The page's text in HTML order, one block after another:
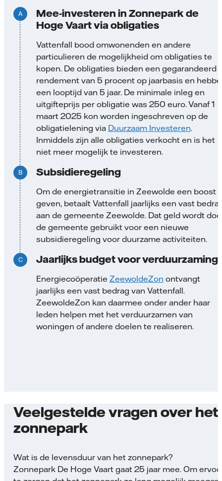
Mee-investeren in Zonnepark de
Hoge Vaart via obligaties
Vattenfall bood omwonenden en andere
particulieren de mogelijkheid om obligaties te
kopen. De obligaties bieden een gegarandeerd
rendement van 5 procent op jaarbasis en
een looptijd van 5 jaar. De minimale inleg en
uitgifteprijs per obligatie was 250 euro. Vanaf 1
maart 2025 kon worden ingeschreven op de
obligatielening via Duurzaam Investeren.
Inmiddels zijn alle obligaties verkocht en is het
niet meer mogelijk te investeren.
Subsidieregeling
Om de energietransitie in Zeewolde een boost
geven, betaalt Vattenfall jaarlijks een vast
aan de gemeente Zeewolde. Dat geld wordt
de gemeente gebruikt voor een nieuwe
subsidieregeling voor duurzame activiteiten.
Jaarlijks budget voor verduurzaming
Energiecoöperatie ZeewoldeZon ontvangt
jaarlijks een vast bedrag van Vattenfall.
ZeewoldeZon kan daarmee onder ander haar
leden helpen met het verduurzamen van
woningen of andere doelen te realiseren.
Veelgestelde vragen over het
zonnepark
Wat is de levensduur van het zonnepark?
Zonnepark De Hoge Vaart gaat 25 jaar mee. Om